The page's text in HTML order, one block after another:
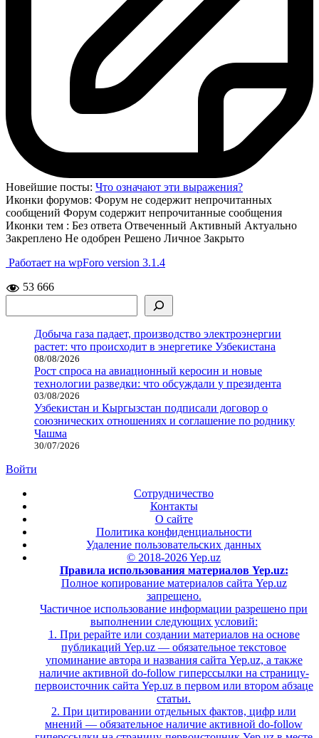
Новейшие посты: Что означают эти выражения?
Иконки форумов: Форум не содержит непрочитанных
сообщений Форум содержит непрочитанные сообщения
Иконки тем : Без ответа Отвеченный Активный Актуально
Закреплено Не одобрен Решено Личное Закрыто
Работает на wpForo version 3.1.4
53 666
Добыча газа падает, производство электроэнергии
растет: что происходит в энергетике Узбекистана
08/08/2026
Рост спроса на авиационный керосин и новые
технологии разведки: что обсуждали у президента
03/08/2026
Узбекистан и Кыргызстан подписали договор о
союзнических отношениях и соглашение по роднику
Чашма
30/07/2026
Войти
Сотрудничество
Контакты
О сайте
Политика конфиденциальности
Удаление пользовательских данных
© 2018-2026 Yep.uz
Правила использования материалов Yep.uz:
Полное копирование материалов сайта Yep.uz
запрещено.
Частичное использование информации разрешено при
выполнении следующих условий:
1. При рерайте или создании материалов на основе
публикаций Yep.uz — обязательное текстовое
упоминание автора и названия сайта Yep.uz, а также
наличие активной do-follow гиперссылки на страницу-
первоисточник сайта Yep.uz в первом или втором абзаце
статьи.
2. При цитировании отдельных фактов, цифр или
мнений — обязательное наличие активной do-follow